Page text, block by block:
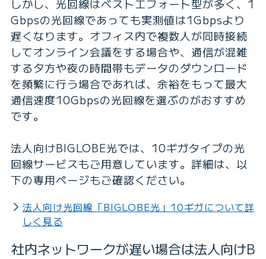
しかし、光回線はベストエフォート型が多く、1
Gbpsの光回線であっても実測値は1Gbpsより
遅くなります。オフィス内で複数人が同時接続
してオンライン会議をする場合や、通信が混雑
する夕方や夜の時間帯もデータのダウンロード
を頻繁に行う場合であれば、余裕をもって最大
通信速度10Gbpsの光回線を選ぶのがおすすめ
です。
法人向けBIGLOBE光では、10ギガタイプの光
回線サービスもご用意しています。詳細は、以
下の専用ページもご確認ください。
法人向け光回線「BIGLOBE光」10ギガについて詳
しく見る
社内ネットワークが遅い場合は法人向けB